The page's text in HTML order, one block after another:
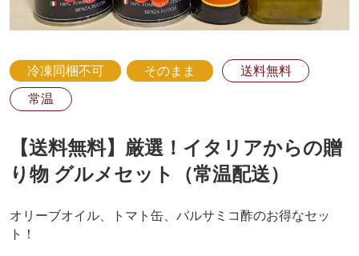
冷凍同梱不可 そのまま
送料無料
常温
【送料無料】厳選！イタリアからの贈
り物 グルメセット（常温配送）
オリーブオイル、トマト缶、バルサミコ酢のお得なセッ
ト！